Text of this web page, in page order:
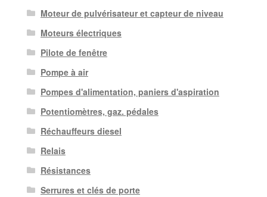
Moteur de pulvérisateur et capteur de niveau
Moteurs électriques
Pilote de fenêtre
Pompe à air
Pompes d'alimentation, paniers d'aspiration
Potentiomètres, gaz. pédales
Réchauffeurs diesel
Relais
Résistances
Serrures et clés de porte